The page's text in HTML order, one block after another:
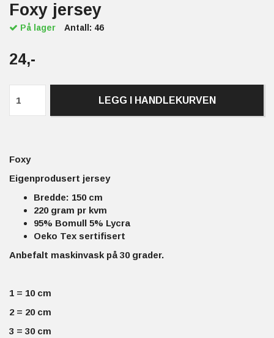
Foxy jersey
På lager Antall: 46
24,-
LEGG I HANDLEKURVEN
Foxy
Eigenprodusert jersey
Bredde: 150 cm
220 gram pr kvm
95% Bomull 5% Lycra
Oeko Tex sertifisert
Anbefalt maskinvask på 30 grader.
1 = 10 cm
2 = 20 cm
3 = 30 cm